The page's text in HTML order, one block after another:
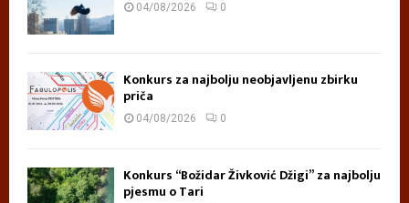
04/08/2026 0
Konkurs za najbolju neobjavljenu zbirku
priča
04/08/2026 0
Konkurs “Božidar Živković Džigi” za najbolju
pjesmu o Tari